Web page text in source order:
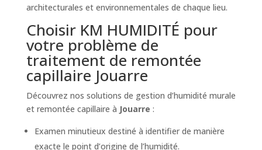
architecturales et environnementales de chaque lieu.
Choisir KM HUMIDITÉ pour
votre problème de
traitement de remontée
capillaire Jouarre
Découvrez nos solutions de gestion d’humidité murale
et remontée capillaire à Jouarre :
Examen minutieux destiné à identifier de manière
exacte le point d’origine de l’humidité.